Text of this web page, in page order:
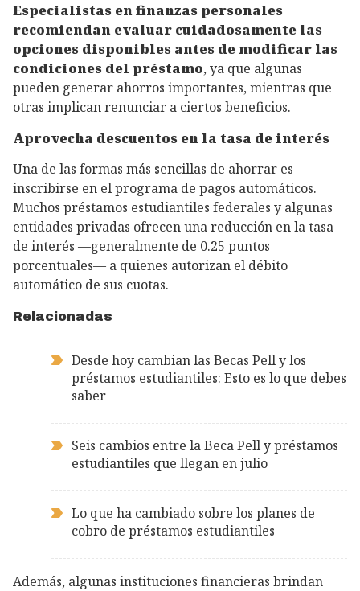
Especialistas en finanzas personales
recomiendan evaluar cuidadosamente las
opciones disponibles antes de modificar las
condiciones del préstamo, ya que algunas
pueden generar ahorros importantes, mientras que
otras implican renunciar a ciertos beneficios.
Aprovecha descuentos en la tasa de interés
Una de las formas más sencillas de ahorrar es
inscribirse en el programa de pagos automáticos.
Muchos préstamos estudiantiles federales y algunas
entidades privadas ofrecen una reducción en la tasa
de interés —generalmente de 0.25 puntos
porcentuales— a quienes autorizan el débito
automático de sus cuotas.
Relacionadas
Desde hoy cambian las Becas Pell y los
préstamos estudiantiles: Esto es lo que debes
saber
Seis cambios entre la Beca Pell y préstamos
estudiantiles que llegan en julio
Lo que ha cambiado sobre los planes de
cobro de préstamos estudiantiles
Además, algunas instituciones financieras brindan